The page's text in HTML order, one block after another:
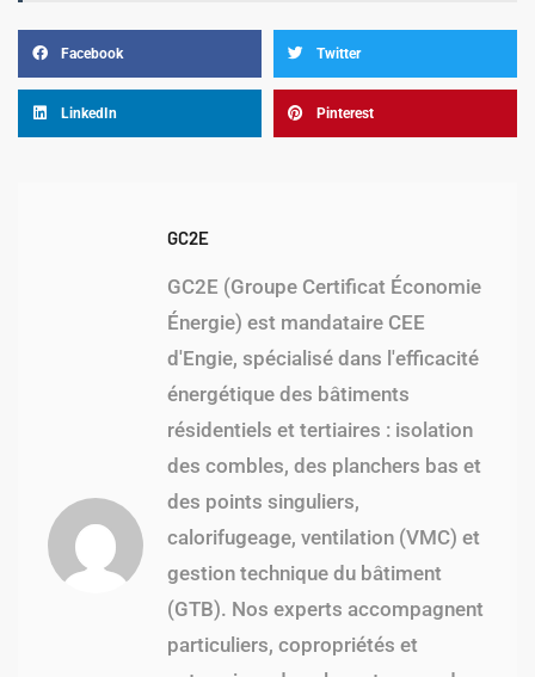
Facebook Twitter
LinkedIn Pinterest
GC2E
GC2E (Groupe Certificat Économie
Énergie) est mandataire CEE
d'Engie, spécialisé dans l'efficacité
énergétique des bâtiments
résidentiels et tertiaires : isolation
des combles, des planchers bas et
des points singuliers,
calorifugeage, ventilation (VMC) et
gestion technique du bâtiment
(GTB). Nos experts accompagnent
particuliers, copropriétés et